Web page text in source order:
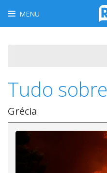
MENU
Tudo sobre
Grécia